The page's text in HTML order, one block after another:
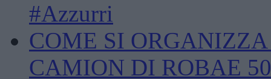
#Azzurri
COME SI
CAMION DI ROBAE